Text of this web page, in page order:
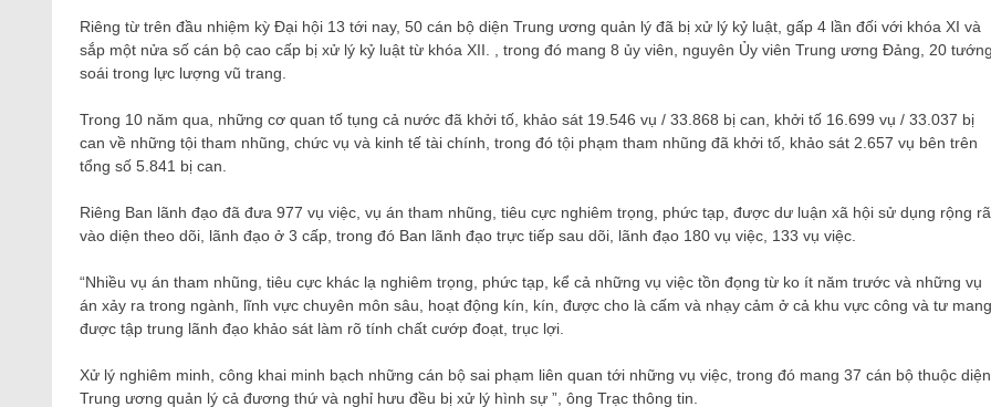
Riêng từ trên đầu nhiệm kỳ Đại hội 13 tới nay, 50 cán bộ diện Trung ương quản lý đã bị xử lý kỷ luật, gấp 4 lần đối với khóa XI và
sắp một nửa số cán bộ cao cấp bị xử lý kỷ luật từ khóa XII. , trong đó mang 8 ủy viên, nguyên Ủy viên Trung ương Đảng, 20
soái trong lực lượng vũ trang.
Trong 10 năm qua, những cơ quan tố tụng cả nước đã khởi tố, khảo sát 19.546 vụ / 33.868 bị can, khởi tố 16.699 vụ / 33.037 bị
can về những tội tham nhũng, chức vụ và kinh tế tài chính, trong đó tội phạm tham nhũng đã khởi tố, khảo sát 2.657 vụ bên trên
tổng số 5.841 bị can.
Riêng Ban lãnh đạo đã đưa 977 vụ việc, vụ án tham nhũng, tiêu cực nghiêm trọng, phức tạp, được dư luận xã hội sử dụng rộng
vào diện theo dõi, lãnh đạo ở 3 cấp, trong đó Ban lãnh đạo trực tiếp sau dõi, lãnh đạo 180 vụ việc, 133 vụ việc.
“Nhiều vụ án tham nhũng, tiêu cực khác lạ nghiêm trọng, phức tạp, kể cả những vụ việc tồn đọng từ ko ít năm trước và những vụ
án xảy ra trong ngành, lĩnh vực chuyên môn sâu, hoạt động kín, kín, được cho là cấm và nhạy cảm ở cả khu vực công và tư mang
được tập trung lãnh đạo khảo sát làm rõ tính chất cướp đoạt, trục lợi.
Xử lý nghiêm minh, công khai minh bạch những cán bộ sai phạm liên quan tới những vụ việc, trong đó mang 37 cán bộ thuộc diện
Trung ương quản lý cả đương thứ và nghỉ hưu đều bị xử lý hình sự ”, ông Trạc thông tin.